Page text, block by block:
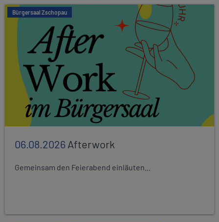
Bürgersaal Zschopau
06.08.2026Afterwork
Gemeinsam den Feierabend einläuten...